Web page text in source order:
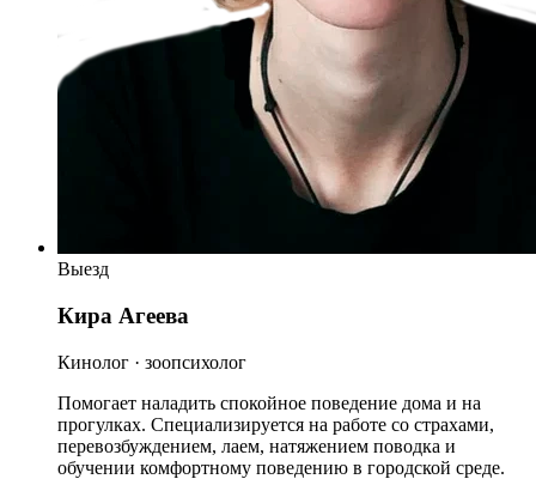
Выезд
Кира Агеева
Кинолог · зоопсихолог
Помогает наладить спокойное поведение дома и на
прогулках. Специализируется на работе со страхами,
перевозбуждением, лаем, натяжением поводка и
обучении комфортному поведению в городской среде.